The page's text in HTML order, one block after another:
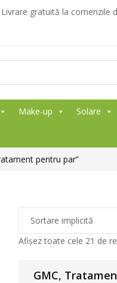
gratuită la comenzile
Make-up Solare
pentru par”
Afișez toate cele 21 de
GMC,